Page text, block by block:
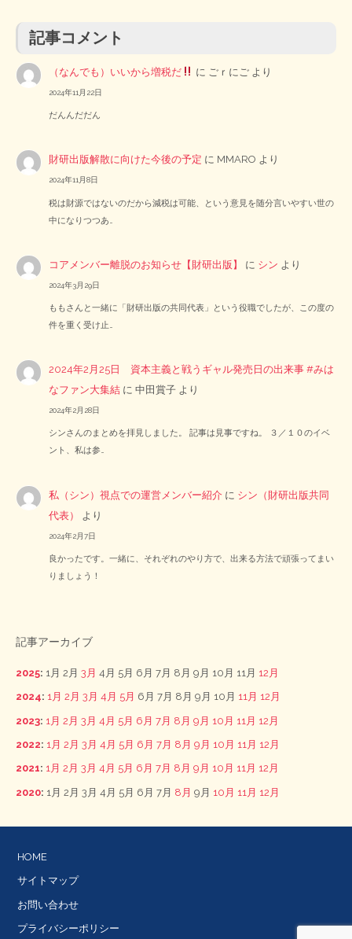
記事コメント
（なんでも）いいから増税だ に ごｒにご より
2024年11月22日
だんんだだん
財研出版解散に向けた今後の予定 に MMARO より
2024年11月8日
税は財源ではないのだから減税は可能、という意見を随分言いやすい世の
中になりつつあ…
コアメンバー離脱のお知らせ【財研出版】 に シン より
2024年3月29日
ももさんと一緒に「財研出版の共同代表」という役職でしたが、この度の
件を重く受け止…
2024年2月25日 資本主義と戦うギャル発売日の出来事 #みは
なファン大集結 に中田賞子 より
2024年2月28日
シンさんのまとめを拝見しました。 記事は見事ですね。 ３／１０のイベ
ント、私は参…
私（シン）視点での運営メンバー紹介 に シン（財研出版共同
代表）
より
2024年2月7日
良かったです。一緒に、それぞれのやり方で、出来る方法で頑張ってまい
りましょう！
記事アーカイブ
2025: 1月 2月 3月 4月 5月 6月 7月 8月 9月 10月 11月 12月
2024: 1月 2月 3月 4月 5月 6月 7月 8月 9月 10月 11月 12月
2023: 1月 2月 3月 4月 5月 6月 7月 8月 9月 10月 11月 12月
2022: 1月 2月 3月 4月 5月 6月 7月 8月 9月 10月 11月 12月
2021: 1月 2月 3月 4月 5月 6月 7月 8月 9月 10月 11月 12月
2020: 1月 2月 3月 4月 5月 6月 7月 8月 9月 10月 11月 12月
HOME
サイトマップ
お問い合わせ
プライバシーポリシー